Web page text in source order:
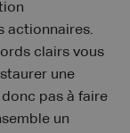
actionnaires.
clairs vous
une
pas à faire
un